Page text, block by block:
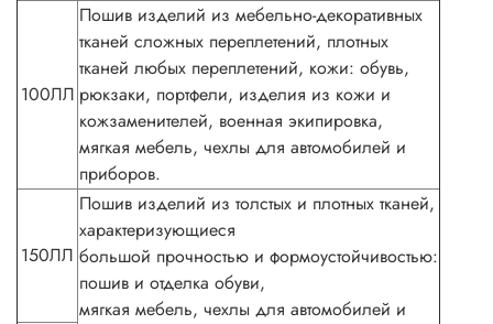
100ЛЛ
Пошив изделий из мебельно-декоративных
тканей сложных переплетений, плотных
тканей любых переплетений, кожи: обувь,
рюкзаки, портфели, изделия из кожи и
кожзаменителей, военная экипировка,
мягкая мебель, чехлы для автомобилей и
приборов.
150ЛЛ
Пошив изделий из толстых и плотных тканей,
характеризующиеся
большой прочностью и формоустойчивостью:
пошив и отделка обуви,
мягкая мебель, чехлы для автомобилей и